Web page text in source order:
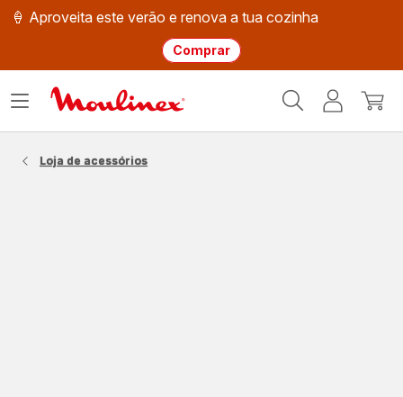
🍦 Aproveita este verão e renova a tua cozinha
Comprar
Moulinex
O
Abrir
Loja de acessórios